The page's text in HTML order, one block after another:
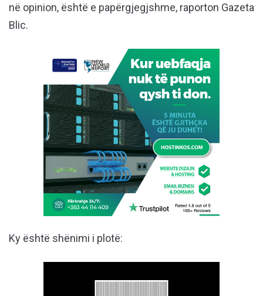
në opinion, është e papërgjegjshme, raporton Gazeta
Blic.
Ky është shënimi i plotë: